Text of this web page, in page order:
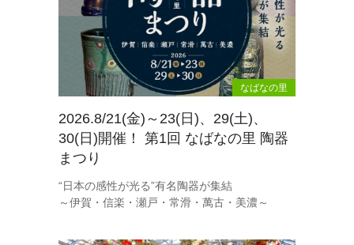
なばなの里
2026.8/21(金)～23(日)、29(土)、
30(日)開催！ 第1回 なばなの里 陶器
まつり
“日本の感性が光る”有名陶器が集結
～伊賀・信楽・瀬戸・常滑・萬古・美濃～